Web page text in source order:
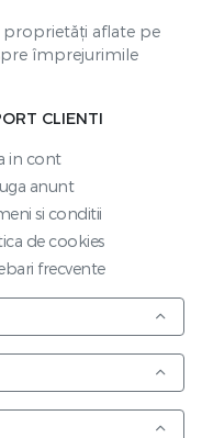
proprietăți aflate pe
împrejurimile
CLIENTI
in cont
anunt
si conditii
de cookies
frecvente